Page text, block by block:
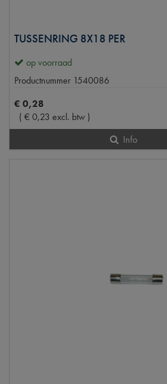
TUSSENRING 8X18 PER
op voorraad
Productnummer 1540086
€ 0,28
( €0,23 excl. btw )
Info